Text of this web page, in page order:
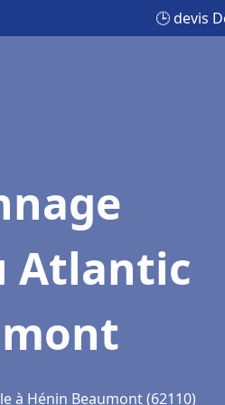
🕒 devis
Atlantic
à Hénin Beaumont (62110)